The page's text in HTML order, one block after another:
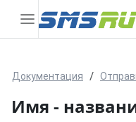
Документация
Имя -